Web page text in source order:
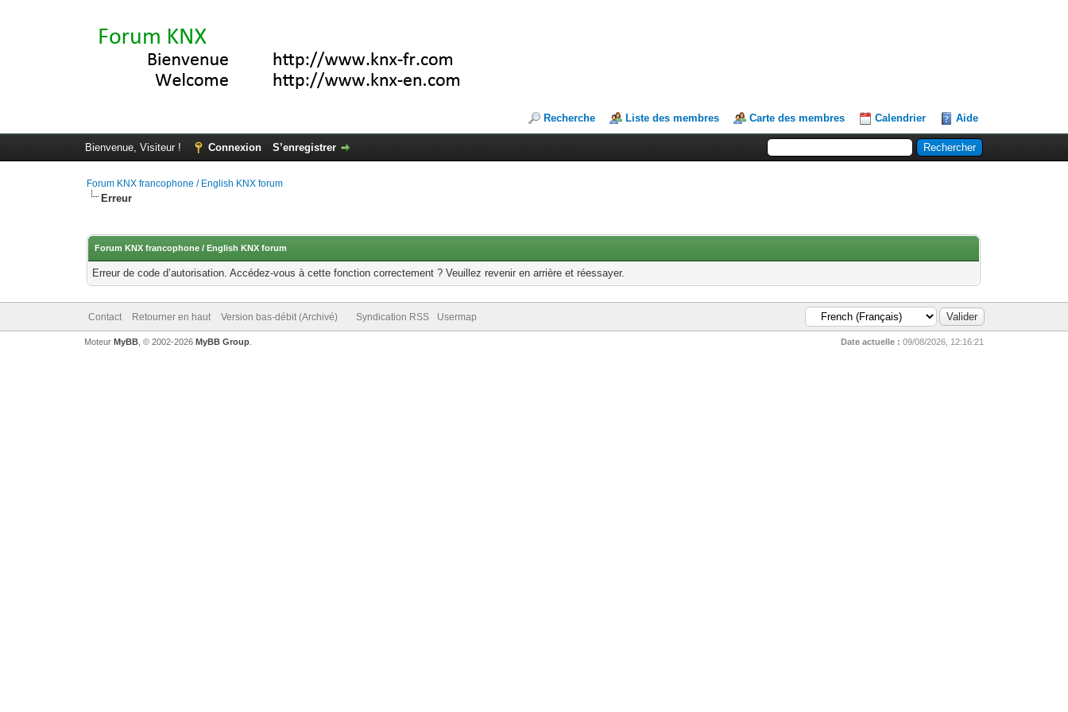
Recherche Liste des membres Carte des membres Calendrier Aide
Bienvenue, Visiteur ! Connexion S’enregistrer
Forum KNX francophone / English KNX forum
Erreur
Forum KNX francophone / English KNX forum
Erreur de code d’autorisation. Accédez-vous à cette fonction correctement ? Veuillez revenir en arrière et réessayer.
Contact Retourner en haut Version bas-débit (Archivé) Syndication RSS Usermap
Date actuelle : 09/08/2026, 12:16:21
Moteur MyBB, © 2002-2026 MyBB Group.